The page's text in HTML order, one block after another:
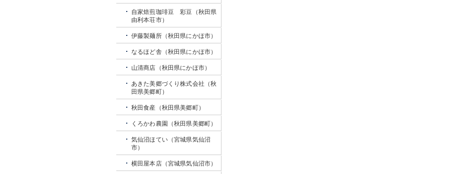
自家焙煎珈琲豆 彩豆（秋田県
由利本荘市）
伊藤製麺所（秋田県にかほ市）
なるほど舎（秋田県にかほ市）
山清商店（秋田県にかほ市）
あきた美郷づくり株式会社（秋
田県美郷町）
秋田食産（秋田県美郷町）
くろかわ農園（秋田県美郷町）
気仙沼ほてい（宮城県気仙沼
市）
横田屋本店（宮城県気仙沼市）